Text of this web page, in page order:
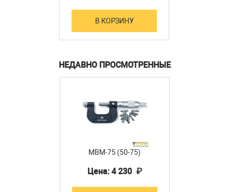
В КОРЗИНУ
НЕДАВНО ПРОСМОТРЕННЫЕ
МВМ-75 (50-75)
Цена: 4 230 ₽